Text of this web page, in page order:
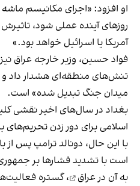
او افزود: «اجرای مکانیسم ماشه
روزهای آینده عملی شود،
آمریکا یا اسرائیل خواهد بود.»
فواد حسین، وزیر خارجه عراق
تنش‌های منطقه‌ای هشدار داد و
میدان جنگ تبدیل شده» است.
بغداد در سال‌های اخیر نقشی
اسلامی برای دور زدن تحریم‌های
با این حال، دونالد ترامپ پس
است با تشدید فشارها بر
به آن در عراق
، گستره